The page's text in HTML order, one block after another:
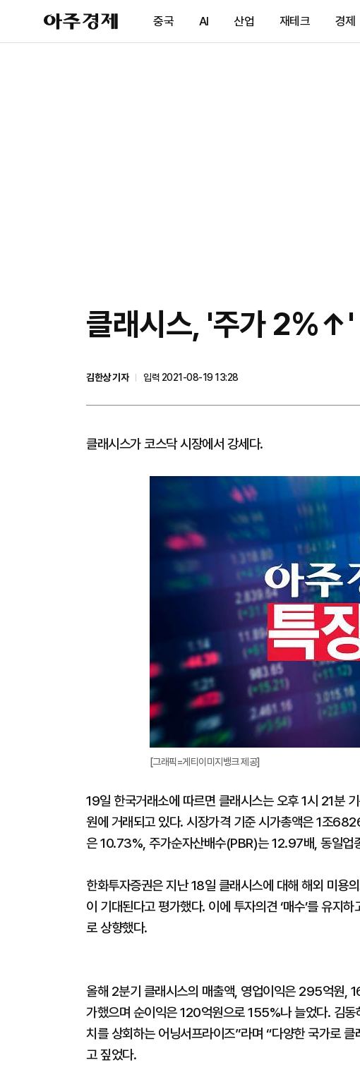
아
주
제
중국 AI 산업 재테크 경제
클래시스, '주가 2%↑'
김한상 기자
입력 2021-08-19 13:28
클래시스가 코스닥 시장에서 강세다.
[그래픽=게티이미지뱅크 제공]
19일 한국거래소에 따르면 클래시스는 오후 1시 21
원에 거래되고 있다. 시장가격 기준 시가총액은 1조
은 10.73%, 주가순자산배수(PBR)는 12.97배, 동일업
한화투자증권은 지난 18일 클래시스에 대해 해외 미용
이 기대된다고 평가했다. 이에 투자의견 ‘매수’를 유
로 상향했다.
올해 2분기 클래시스의 매출액, 영업이익은 295억원,
가했으며 순이익은 120억원으로 155%나 늘었다. 김
치를 상회하는 어닝서프라이즈”라며 “다양한 국가로
고 짚었다.